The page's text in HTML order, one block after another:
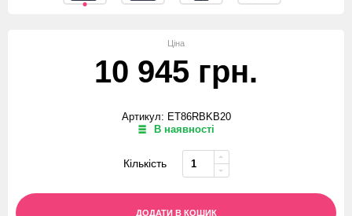
Ціна
10 945 грн.
Артикул: ET86RBKB20
В наявності
Кількість
ДОДАТИ В КОШИК